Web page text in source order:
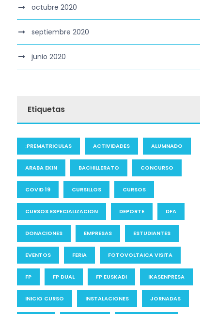
octubre 2020
septiembre 2020
junio 2020
Etiquetas
;PREMATRICULAS ACTIVIDADES ALUMNADO
ARABA EKIN BACHILLERATO CONCURSO
COVID 19 CURSILLOS CURSOS
CURSOS ESPECIALIZACION DEPORTE DFA
DONACIONES EMPRESAS ESTUDIANTES
EVENTOS FERIA FOTOVOLTAICA VISITA
FP FP DUAL FP EUSKADI IKASENPRESA
INICIO CURSO INSTALACIONES JORNADAS